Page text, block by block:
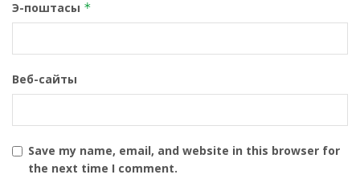
Э-поштасы *
Веб-сайты
Save my name, email, and website in this browser for
the next time I comment.